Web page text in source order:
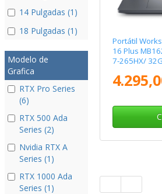
14 Pulgadas (1)
18 Pulgadas (1)
Modelo de
Grafica
RTX Pro Series
(6)
RTX 500 Ada
Series (2)
Nvidia RTX A
Series (1)
RTX 1000 Ada
Series (1)
Portátil
16 Plus
7-265HX/
Pro